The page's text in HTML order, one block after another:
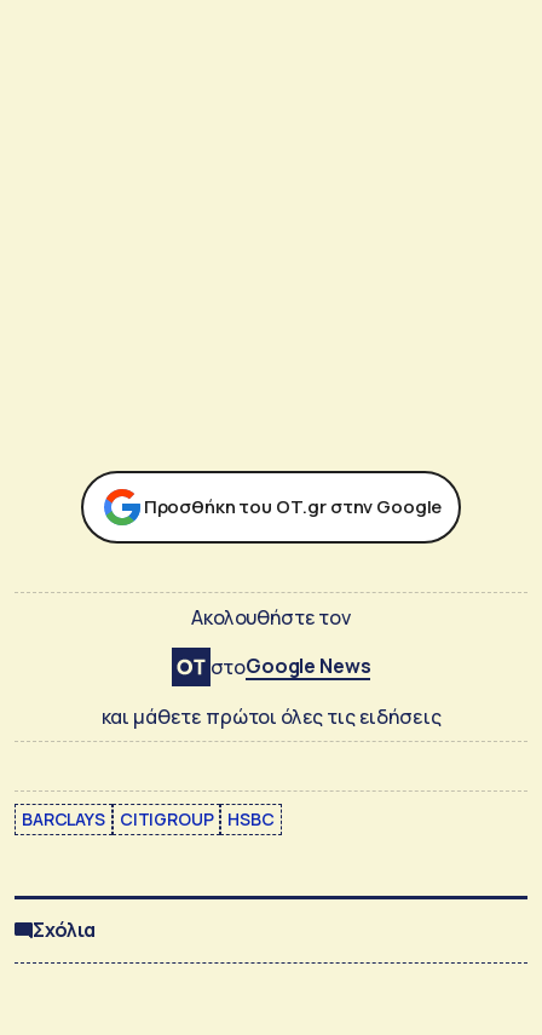
Προσθήκη του ΟΤ.gr στην Google
Ακολουθήστε τον
στοGoogle News
και μάθετε πρώτοι όλες τις ειδήσεις
BARCLAYS CITIGROUP HSBC
Σχόλια